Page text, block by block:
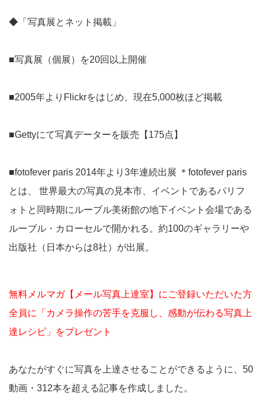
◆「写真展とネット掲載」
■写真展（個展）を20回以上開催
■2005年よりFlickrをはじめ、現在5,000枚ほど掲載
■Gettyにて写真データーを販売【175点】
■fotofever paris 2014年より3年連続出展 ＊fotofever paris
とは、 世界最大の写真の見本市、イベントであるパリフ
ォトと同時期にルーブル美術館の地下イベント会場である
ルーブル・カローセルで開かれる。約100のギャラリーや
出版社（日本からは8社）が出展。
無料メルマガ【メール写真上達室】にご登録いただいた方
全員に「カメラ操作の苦手を克服し、感動が伝わる写真上
達レシピ」をプレゼント
あなたがすぐに写真を上達させることができるように、50
動画・312本を超える記事を作成しました。